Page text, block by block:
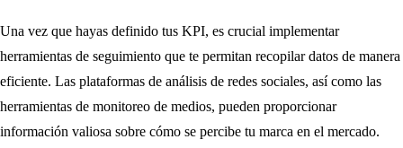
Una vez que hayas definido tus KPI, es crucial implementar
herramientas de seguimiento que te permitan recopilar datos de manera
eficiente. Las plataformas de análisis de redes sociales, así como las
herramientas de monitoreo de medios, pueden proporcionar
información valiosa sobre cómo se percibe tu marca en el mercado.